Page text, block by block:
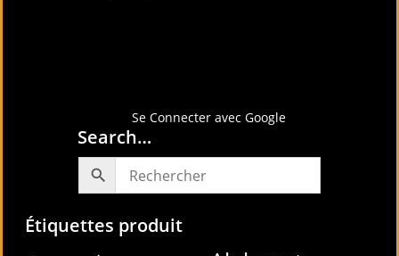
Se Connecter avec Google
Search…
Étiquettes produit